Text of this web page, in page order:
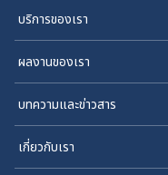
บริการของเรา
ผลงานของเรา
บทความและข่าวสาร
เกี่ยวกับเรา